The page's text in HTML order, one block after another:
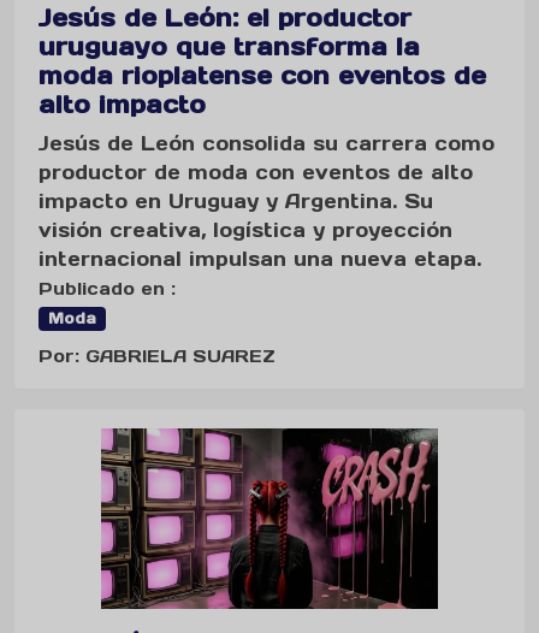
Jesús de León: el productor
uruguayo que transforma la
moda rioplatense con eventos de
alto impacto
Jesús de León consolida su carrera como
productor de moda con eventos de alto
impacto en Uruguay y Argentina. Su
visión creativa, logística y proyección
internacional impulsan una nueva etapa.
Publicado en :
Moda
Por: GABRIELA SUAREZ